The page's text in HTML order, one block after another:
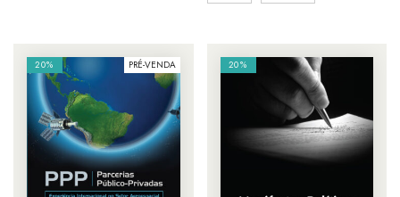
20% PRÉ-VENDA 20%